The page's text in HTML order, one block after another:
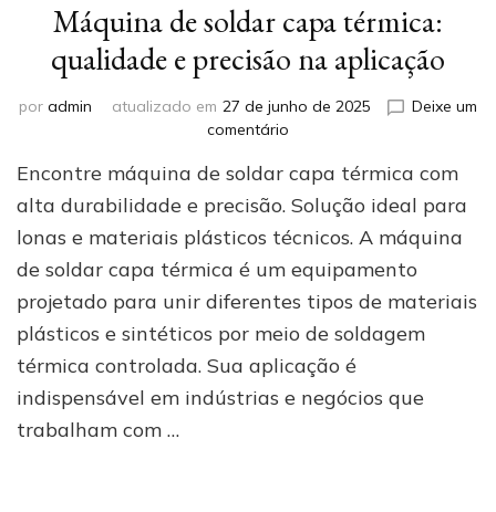
Máquina de soldar capa térmica:
qualidade e precisão na aplicação
por admin atualizado em 27 de junho de 2025
Deixe um
comentário
de
soldar
térmica:
qualidade
precisão
na
aplicação
Encontre máquina de soldar capa térmica com
alta durabilidade e precisão. Solução ideal para
lonas e materiais plásticos técnicos. A máquina
de soldar capa térmica é um equipamento
projetado para unir diferentes tipos de materiais
plásticos e sintéticos por meio de soldagem
térmica controlada. Sua aplicação é
indispensável em indústrias e negócios que
trabalham com …